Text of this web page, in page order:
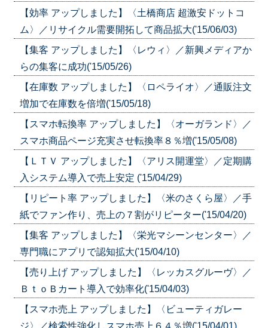
【効率 アップしました】〈土橋商店 超激安ドットコ
ム〉／リサイクル需要開拓して商品拡大('15/06/03)
【集客 アップしました】〈レウィ〉／新興メディアか
らの集客に成功('15/05/26)
【在庫数 アップしました】〈ロペライオ〉／通販注文
増加で在庫数を倍増('15/05/18)
【スマホ転換率 アップしました】〈オーガランド〉／
スマホ商品ページ充実させ転換率８％増('15/05/08)
【ＬＴＶ アップしました】〈アリス開運堂〉／定期購
入システム導入で売上安定 ('15/04/29)
【リピート率 アップしました】〈米のさくら屋〉／手
紙でファン作り、売上の７割がリピーター('15/04/20)
【集客 アップしました】〈栄光マシーンセンター〉／
専門職にアプリで認知拡大('15/04/10)
【売り上げ アップしました】〈レッカスグルーヴ〉／
ＢｔｏＢカート導入で効率化('15/04/03)
【スマホ売上 アップしました】〈ビューティガレー
ジ〉／検索性強化しスマホ売上６４％増('15/04/01)